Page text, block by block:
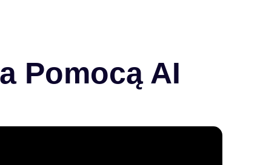
Pomocą AI